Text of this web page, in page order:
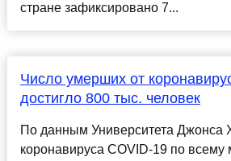
стране зафиксировано 7...
Число умерших от
достигло 800 тыс. человек
По данным Университета Джонса
коронавируса COVID-19 по